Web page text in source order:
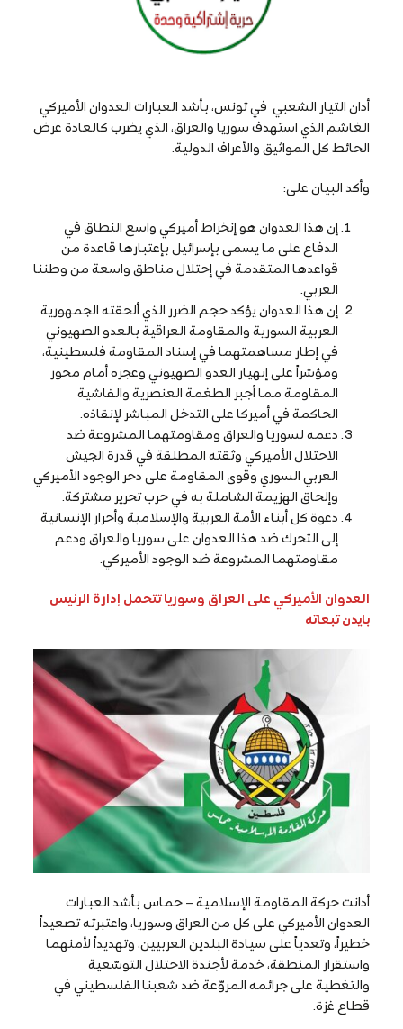
أدان التيار الشعبي في تونس، بأشد العبارات العدوان الأميركي
الغاشم الذي استهدف سوريا والعراق، الذي يضرب كالعادة عرض
الحائط كل المواثيق والأعراف الدولية.
وأكد البيان على:
إن هذا العدوان هو إنخراط أميركي واسع النطاق في
الدفاع على ما يسمى بإسرائيل بإعتبارها قاعدة من
قواعدها المتقدمة في إحتلال مناطق واسعة من وطننا
العربي.
إن هذا العدوان يؤكد حجم الضرر الذي ألحقته الجمهورية
العربية السورية والمقاومة العراقية بالعدو الصهيوني
في إطار مساهمتهما في إسناد المقاومة فلسطينية،
ومؤشراً على إنهيار العدو الصهيوني وعجزه أمام محور
المقاومة مما أجبر الطغمة العنصرية والفاشية
الحاكمة في أميركا على التدخل المباشر لإنقاذه.
دعمه لسوريا والعراق ومقاومتهما المشروعة ضد
الاحتلال الأميركي وثقته المطلقة في قدرة الجيش
العربي السوري وقوى المقاومة على دحر الوجود الأميركي
وإلحاق الهزيمة الشاملة به في حرب تحرير مشتركة.
دعوة كل أبناء الأمة العربية والإسلامية وأحرار الإنسانية
إلى التحرك ضد هذا العدوان على سوريا والعراق ودعم
مقاومتهما المشروعة ضد الوجود الأميركي.
العدوان الأميركي على العراق وسوريا تتحمل إدارة الرئيس
بايدن تبعاته
أدانت حركة المقاومة الإسلامية – حماس بأشد العبارات
العدوان الأميركي على كل من العراق وسوريا، واعتبرته تصعيداً
خطيراً، وتعدياً على سيادة البلدين العربيين، وتهديداً لأمنهما
واستقرار المنطقة، خدمة لأجندة الاحتلال التوسّعية
والتغطية على جرائمه المروّعة ضد شعبنا الفلسطيني في
قطاع غزة.